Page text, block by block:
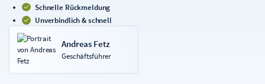
Schnelle Rückmeldung
Unverbindlich & schnell
Andreas Fetz
Geschäftsführer